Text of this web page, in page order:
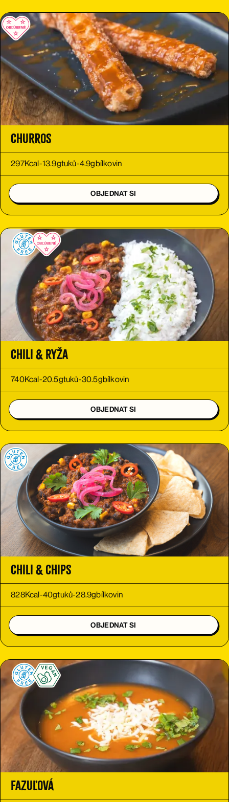
Churros
297Kcal-13.9gtuků-4.9gbílkovin
OBJEDNAT SI
Chili & ryža
740Kcal-20.5gtuků-30.5gbílkovin
OBJEDNAT SI
Chili & chips
828Kcal-40gtuků-28.9gbílkovin
OBJEDNAT SI
Fazuľová